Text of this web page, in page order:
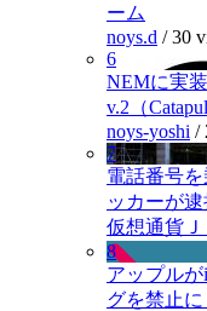
ーム
noys.d /30
6
NEMに実
v.2（
noys-yoshi /
7
電話番号
ッカーが
仮想通貨
8
アップル
グを禁止に